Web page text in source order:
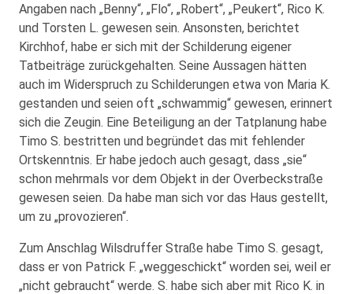
Angaben nach „Benny“, „Flo“, „Robert“, „Peukert“, Rico K.
und Torsten L. gewesen sein. Ansonsten, berichtet
Kirchhof, habe er sich mit der Schilderung eigener
Tatbeiträge zurückgehalten. Seine Aussagen hätten
auch im Widerspruch zu Schilderungen etwa von Maria K.
gestanden und seien oft „schwammig“ gewesen, erinnert
sich die Zeugin. Eine Beteiligung an der Tatplanung habe
Timo S. bestritten und begründet das mit fehlender
Ortskenntnis. Er habe jedoch auch gesagt, dass „sie“
schon mehrmals vor dem Objekt in der Overbeckstraße
gewesen seien. Da habe man sich vor das Haus gestellt,
um zu „provozieren“.
Zum Anschlag Wilsdruffer Straße habe Timo S. gesagt,
dass er von Patrick F. „weggeschickt“ worden sei, weil er
„nicht gebraucht“ werde. S. habe sich aber mit Rico K. in